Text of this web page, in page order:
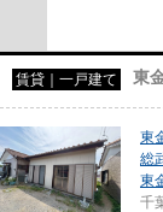
賃貸｜一戸建て 東
東
総
東
千